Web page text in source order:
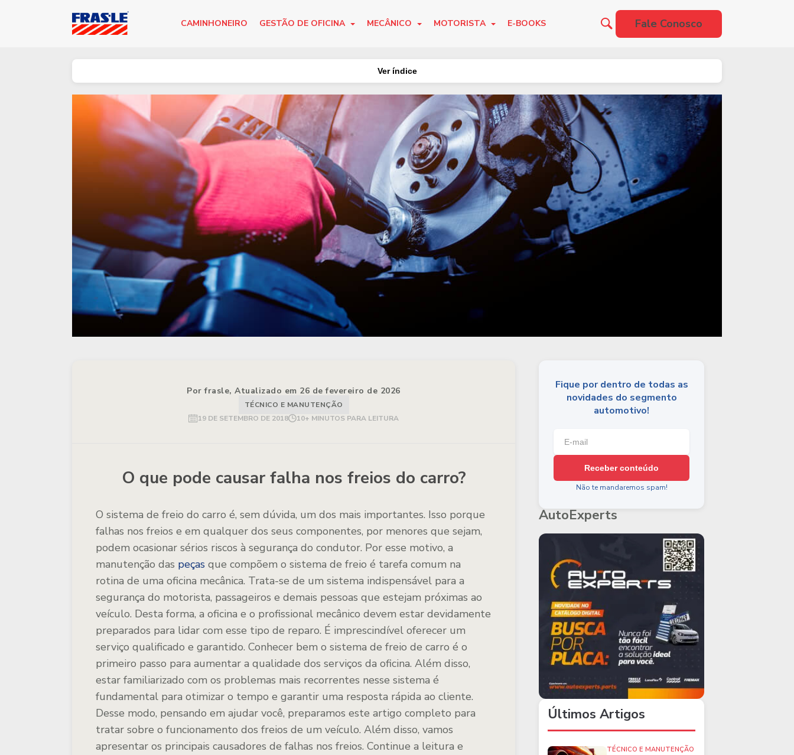
CAMINHONEIRO GESTÃO DE OFICINA MECÂNICO MOTORISTA E-BOOKS Fale Conosco
Ver índice
Por frasle, Atualizado em 26 de fevereiro de 2026
TÉCNICO E MANUTENÇÃO
19 DE SETEMBRO DE 2018
10+ MINUTOS PARA LEITURA
O que pode causar falha nos freios do carro?
O sistema de freio do carro é, sem dúvida, um dos mais importantes. Isso porque
falhas nos freios e em qualquer dos seus componentes, por menores que sejam,
podem ocasionar sérios riscos à segurança do condutor. Por esse motivo, a
manutenção das peças que compõem o sistema de freio é tarefa comum na
rotina de uma oficina mecânica. Trata-se de um sistema indispensável para a
segurança do motorista, passageiros e demais pessoas que estejam próximas ao
veículo. Desta forma, a oficina e o profissional mecânico devem estar devidamente
preparados para lidar com esse tipo de reparo. É imprescindível oferecer um
serviço qualificado e garantido. Conhecer bem o sistema de freio de carro é o
primeiro passo para aumentar a qualidade dos serviços da oficina. Além disso,
estar familiarizado com os problemas mais recorrentes nesse sistema é
fundamental para otimizar o tempo e garantir uma resposta rápida ao cliente.
Desse modo, pensando em ajudar você, preparamos este artigo completo para
tratar sobre o funcionamento dos freios de um veículo. Além disso, vamos
apresentar os principais causadores de falhas nos freios. Continue a leitura e
Fique por dentro de todas as
novidades do segmento
automotivo!
Receber conteúdo
Não te mandaremos spam!
AutoExperts
Últimos Artigos
TÉCNICO E MANUTENÇÃO